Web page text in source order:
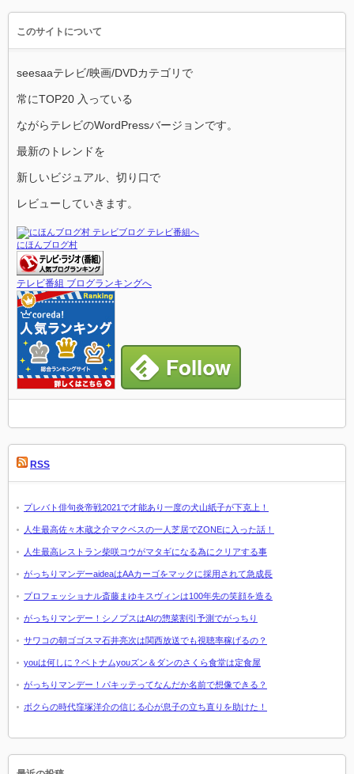
このサイトについて
seesaaテレビ/映画/DVDカテゴリで
常にTOP20 入っている
ながらテレビのWordPressバージョンです。
最新のトレンドを
新しいビジュアル、切り口で
レビューしていきます。
にほんブログ村
テレビ番組 ブログランキングへ
RSS
プレバト俳句炎帝戦2021で才能あり一度の犬山紙子が下克上！
人生最高佐々木蔵之介マクベスの一人芝居でZONEに入った話！
人生最高レストラン柴咲コウがマタギになる為にクリアする事
がっちりマンデーaideaはAAカーゴをマックに採用されて急成長
プロフェッショナル斎藤まゆキスヴィンは100年先の笑顔を造る
がっちりマンデー！シノプスはAIの惣菜割引予測でがっちり
サワコの朝ゴゴスマ石井亮次は関西放送でも視聴率稼げるの？
youは何しに？ベトナムyouズン＆ダンのさくら食堂は定食屋
がっちりマンデー！パキッテってなんだか名前で想像できる？
ボクらの時代窪塚洋介の信じる心が息子の立ち直りを助けた！